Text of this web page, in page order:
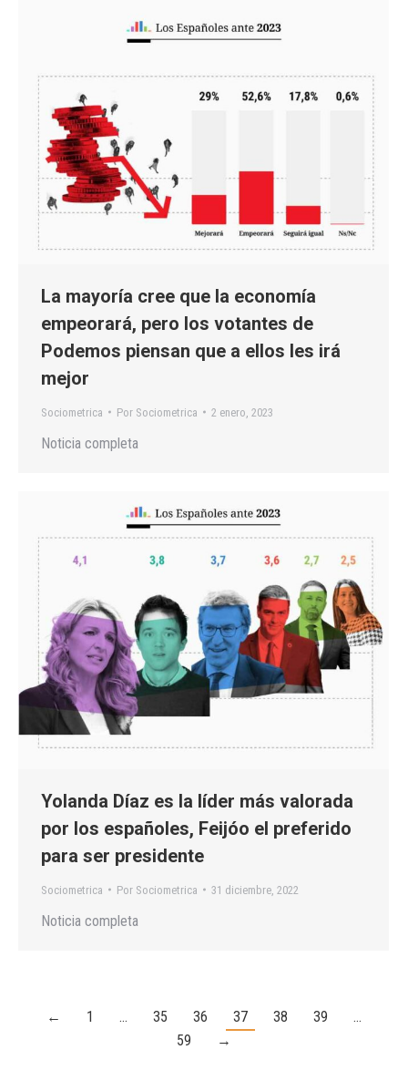
La mayoría cree que la economía
empeorará, pero los votantes de
Podemos piensan que a ellos les irá
mejor
Sociometrica Por Sociometrica 2 enero, 2023
Noticia completa
Yolanda Díaz es la líder más valorada
por los españoles, Feijóo el preferido
para ser presidente
Sociometrica Por Sociometrica 31 diciembre, 2022
Noticia completa
← 1 … 35 36 37 38 39
…
59
→